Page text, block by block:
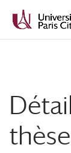
thèse